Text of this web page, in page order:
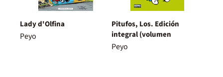
Lady d'Olfina
Peyo
Pitufos, Los. Edición
integral (volumen
Peyo